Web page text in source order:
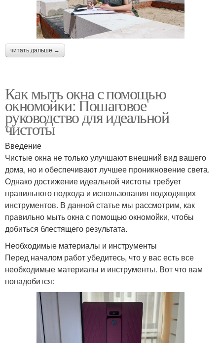
читать дальше →
Как мыть окна с помощью
окномойки: Пошаговое
руководство для идеальной
чистоты
Введение
Чистые окна не только улучшают внешний вид вашего
дома, но и обеспечивают лучшее проникновение света.
Однако достижение идеальной чистоты требует
правильного подхода и использования подходящих
инструментов. В данной статье мы рассмотрим, как
правильно мыть окна с помощью окномойки, чтобы
добиться блестящего результата.
Необходимые материалы и инструменты
Перед началом работ убедитесь, что у вас есть все
необходимые материалы и инструменты. Вот что вам
понадобится: